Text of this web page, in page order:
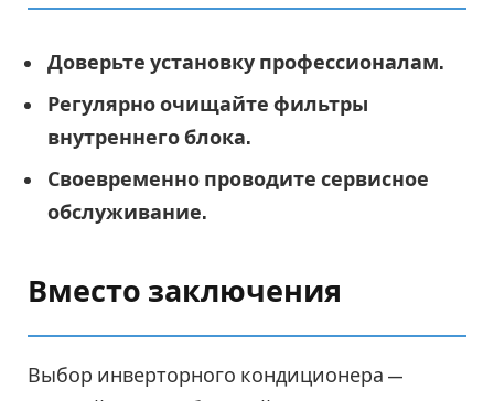
Доверьте установку профессионалам.
Регулярно очищайте фильтры
внутреннего блока.
Своевременно проводите сервисное
обслуживание.
Вместо заключения
Выбор инверторного кондиционера —